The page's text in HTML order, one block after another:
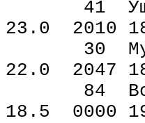
41
23.0 2010
30
22.0 2047
84
18.5 0000